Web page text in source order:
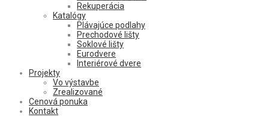
Rekuperácia
Katalógy
Plávajúce podlahy
Prechodové lišty
Soklové lišty
Eurodvere
Interiérové dvere
Projekty
Vo výstavbe
Zrealizované
Cenová ponuka
Kontakt